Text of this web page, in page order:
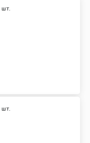
шт.
шт.